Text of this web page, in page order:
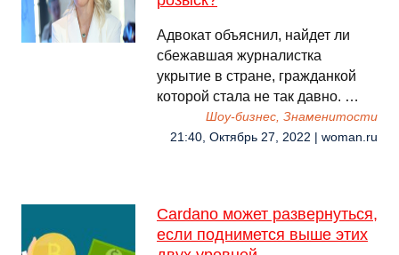
Адвокат объяснил, найдет ли
сбежавшая журналистка
укрытие в стране, гражданкой
которой стала не так давно. …
Шоу-бизнес, Знаменитости
21:40, Октябрь 27, 2022 | woman.ru
Cardano может развернуться,
если поднимется выше этих